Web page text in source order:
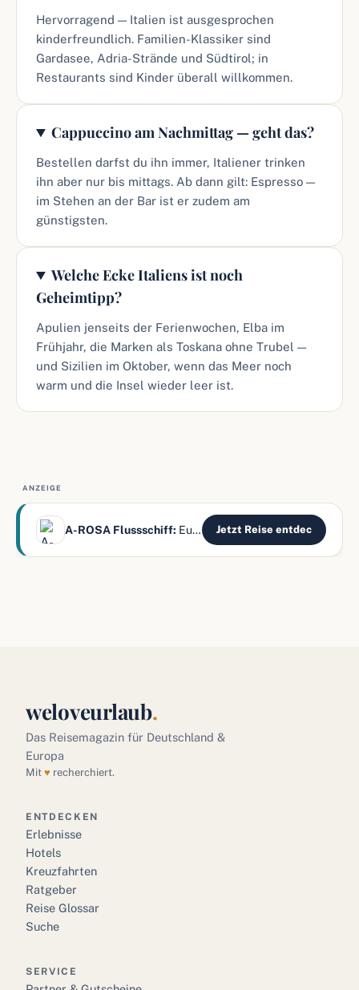
Hervorragend — Italien ist ausgesprochen
kinderfreundlich. Familien-Klassiker sind
Gardasee, Adria-Strände und Südtirol; in
Restaurants sind Kinder überall willkommen.
Cappuccino am Nachmittag — geht das?
Bestellen darfst du ihn immer, Italiener trinken
ihn aber nur bis mittags. Ab dann gilt: Espresso —
im Stehen an der Bar ist er zudem am
günstigsten.
Welche Ecke Italiens ist noch
Geheimtipp?
Apulien jenseits der Ferienwochen, Elba im
Frühjahr, die Marken als Toskana ohne Trubel —
und Sizilien im Oktober, wenn das Meer noch
warm und die Insel wieder leer ist.
ANZEIGE
A-ROSA Flussschiff: Europas Flüsse – alles inklusive Jetzt Reise entdec
weloveurlaub.
Das Reisemagazin für Deutschland &
Europa
Mit ♥ recherchiert.
ENTDECKEN
Erlebnisse
Hotels
Kreuzfahrten
Ratgeber
Reise Glossar
Suche
SERVICE